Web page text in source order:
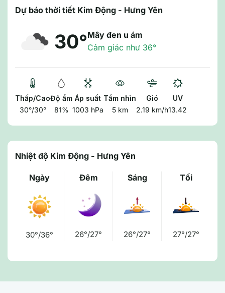
Dự báo thời tiết Kim Động - Hưng Yên
30°Mây đen u ám
Cảm giác như 36°
Thấp/Cao
30°/30°
Độ ẩm
81%
Áp suất
1003 hPa
Tầm nhìn
5 km
Gió
2.19 km/h
UV
13.42
Nhiệt độ Kim Động - Hưng Yên
Ngày
30°/36°
Đêm
26°/27°
Sáng
26°/27°
Tối
27°/27°